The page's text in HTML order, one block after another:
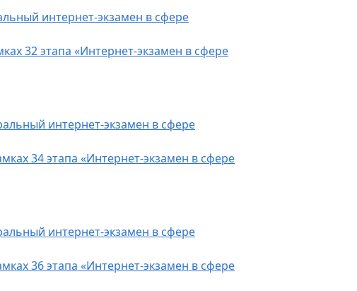
интернет-экзамен в сфере
32 этапа «Интернет-экзамен в сфере
интернет-экзамен в сфере
34 этапа «Интернет-экзамен в сфере
интернет-экзамен в сфере
36 этапа «Интернет-экзамен в сфере